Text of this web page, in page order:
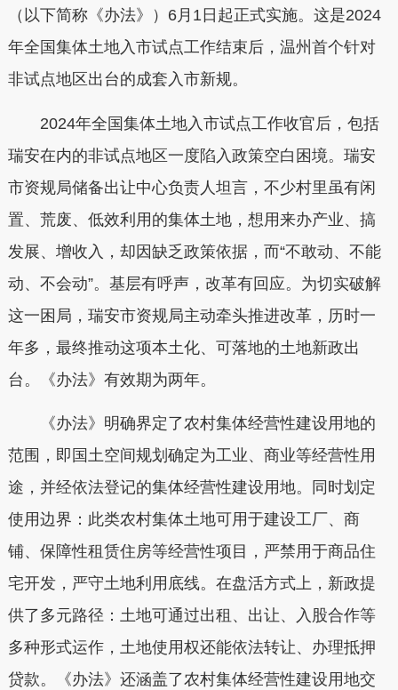
（以下简称《办法》）6月1日起正式实施。这是2024
年全国集体土地入市试点工作结束后，温州首个针对
非试点地区出台的成套入市新规。
2024年全国集体土地入市试点工作收官后，包括
瑞安在内的非试点地区一度陷入政策空白困境。瑞安
市资规局储备出让中心负责人坦言，不少村里虽有闲
置、荒废、低效利用的集体土地，想用来办产业、搞
发展、增收入，却因缺乏政策依据，而“不敢动、不能
动、不会动”。基层有呼声，改革有回应。为切实破解
这一困局，瑞安市资规局主动牵头推进改革，历时一
年多，最终推动这项本土化、可落地的土地新政出
台。《办法》有效期为两年。
《办法》明确界定了农村集体经营性建设用地的
范围，即国土空间规划确定为工业、商业等经营性用
途，并经依法登记的集体经营性建设用地。同时划定
使用边界：此类农村集体土地可用于建设工厂、商
铺、保障性租赁住房等经营性项目，严禁用于商品住
宅开发，严守土地利用底线。在盘活方式上，新政提
供了多元路径：土地可通过出租、出让、入股合作等
多种形式运作，土地使用权还能依法转让、办理抵押
贷款。《办法》还涵盖了农村集体经营性建设用地交